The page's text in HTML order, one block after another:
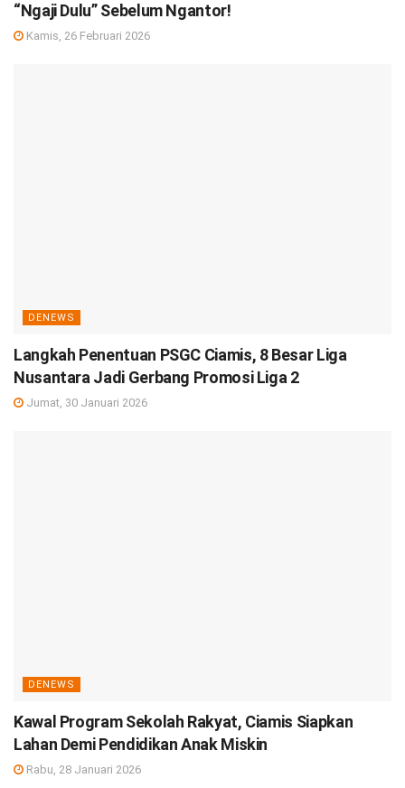
“Ngaji Dulu” Sebelum Ngantor!
Kamis, 26 Februari 2026
DENEWS
Langkah Penentuan PSGC Ciamis, 8 Besar Liga
Nusantara Jadi Gerbang Promosi Liga 2
Jumat, 30 Januari 2026
DENEWS
Kawal Program Sekolah Rakyat, Ciamis Siapkan
Lahan Demi Pendidikan Anak Miskin
Rabu, 28 Januari 2026